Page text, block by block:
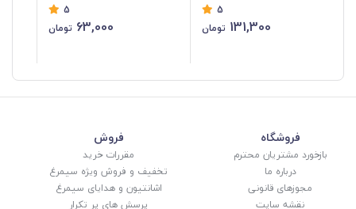
5
131,300 تومان
5
63,000 تومان
فروشگاه
بازخورد مشتریان محترم
درباره ما
مجوزهای قانونی
نقشه سایت
فروش
مقررات خرید
تخفیف و فروش ویژه سیمرغ
اشانتیون و هدایای سیمرغ
پرسش های پر تکرار